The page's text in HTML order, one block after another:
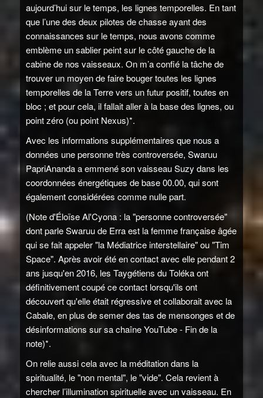
aujourd’hui sur le temps, les lignes temporelles. En tant
que l’une des deux pilotes de chasse ayant des
connaissances sur le temps, nous avons comme
emblème un sablier peint sur le côté gauche de la
cabine de nos vaisseaux. On m’a confié la tâche de
trouver un moyen de faire bouger toutes les lignes
temporelles de la Terre vers un futur positif, toutes en
bloc ; et pour cela, il fallait aller à la base des lignes, ou
point zéro (ou point Nexus)*.
Avec les informations supplémentaires que nous a
données une personne très controversée, Swaruu
PapriAnanda a emmené son vaisseau Suzy dans les
coordonnées énergétiques de base 00.00, qui sont
également considérées comme nulle part.
(Note d'Éloïse Al'Cyona : la "personne controversée"
dont parle Swaruu de Erra est la femme française âgée
qui se fait appeler "la Médiatrice interstellaire" ou "Tim
Space". Après avoir été en contact avec elle pendant 2
ans jusqu'en 2016, les Taygétiens du Toléka ont
définitivement coupé ce contact lorsqu'ils ont
découvert qu'elle était régressive et collaborait avec la
Cabale, en plus de semer des tas de mensonges et de
désinformations sur sa chaîne YouTube - Fin de la
note)*.
On relie aussi cela avec la méditation dans la
spiritualité, le "non mental", le "vide". Cela revient à
chercher l’illumination spirituelle avec un vaisseau. En